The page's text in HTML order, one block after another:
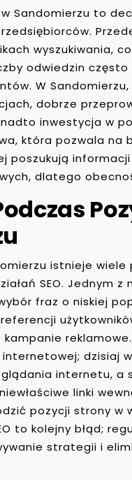
Sandomierzu to
wyszukiwania,
odwiedzin często
W
dobrze
inwestycja w
która pozwala na
poszukują
dlatego
istnieje wiele
SEO. Jednym z
fraz o niskiej
dzisiaj
internetu, a
linki
pozycji strony w
to kolejny błąd;
strategii i